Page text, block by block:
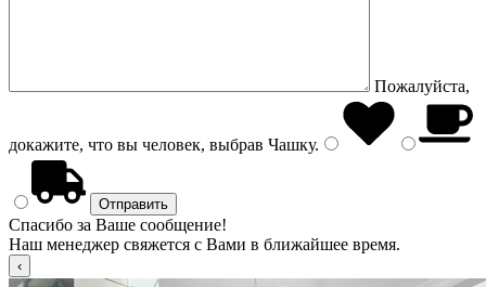
Пожалуйста,
докажите, что вы человек, выбрав Чашку.
Спасибо за Ваше сообщение!
Наш менеджер свяжется с Вами в ближайшее время.